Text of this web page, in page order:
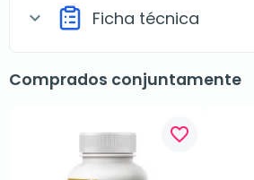
expand_more Ficha técnica
Comprados conjuntamente
favorite_border